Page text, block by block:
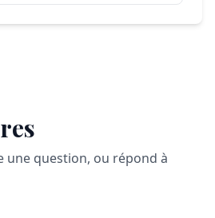
une question, ou répond à